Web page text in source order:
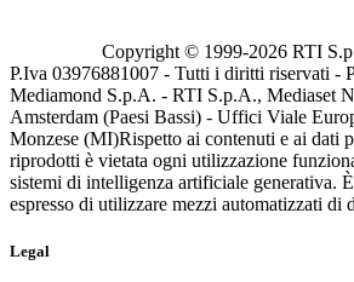
Copyright © 1999-2026 RTI
P.Iva 03976881007 - Tutti i diritti riservati -
Mediamond S.p.A. - RTI S.p.A., Mediaset
Amsterdam (Paesi Bassi) - Uffici Viale
Monzese (MI)Rispetto ai contenuti e ai dati
riprodotti è vietata ogni utilizzazione
sistemi di intelligenza artificiale generativa.
espresso di utilizzare mezzi automatizzati di
Legal